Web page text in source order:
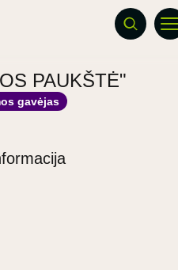
PAUKŠTĖ"
gavėjas